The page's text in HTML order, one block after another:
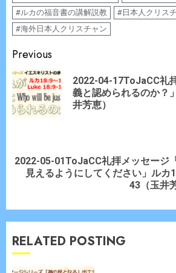
#ルカの福音書の講解説教
#日本人クリス
#海外日本人クリスチャン
Continue
Reading
Previous
2022-04-17ToJaCC礼
義と認められるのか？
井芳恵）
Next
2022-05-01ToJaCC礼拝メッセージ
見えるようにしてください」ルカ
43（玉井
RELATED POSTING